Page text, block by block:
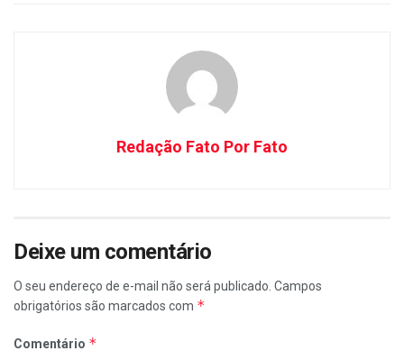
Redação Fato Por Fato
Deixe um comentário
O seu endereço de e-mail não será publicado. Campos
obrigatórios são marcados com *
Comentário *